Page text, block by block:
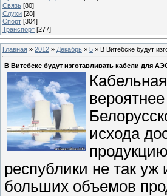
Связь [80]
Слухи [28]
Спорт [304]
Транспорт [277]
Главная » 2012 » Декабрь » 5 » В Витебске будут
В Витебске будут изготавливать кабели для
исхода
республики не так уж
больших объемов